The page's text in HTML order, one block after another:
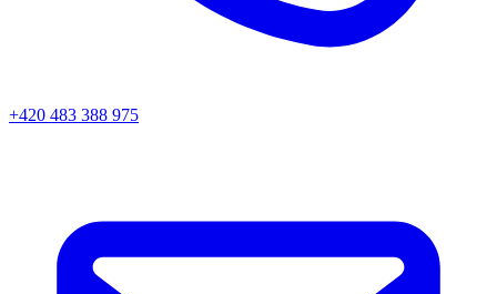
+420 483 388 975